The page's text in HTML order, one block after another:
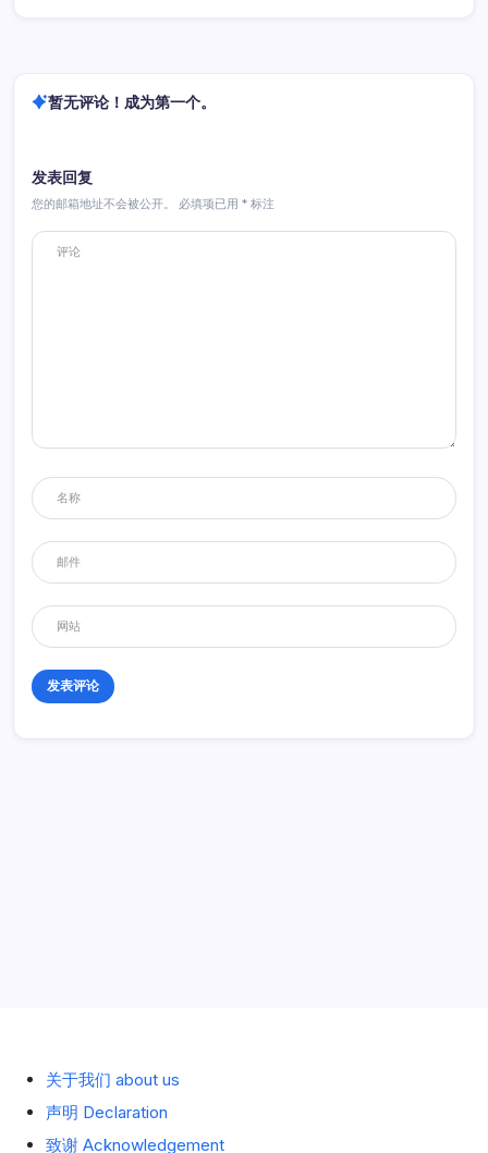
暂无评论！成为第一个。
发表回复
您的邮箱地址不会被公开。 必填项已用 * 标注
关于我们 about us
声明 Declaration
致谢 Acknowledgement